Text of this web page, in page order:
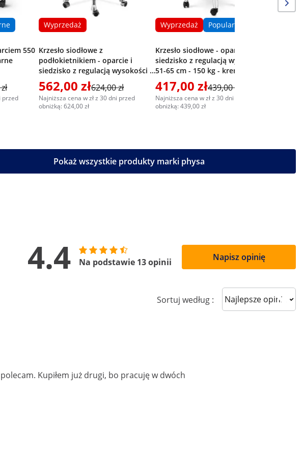
550
przed
Wyprzedaż
Krzesło siodłowe z
podłokietnikiem - oparcie i
siedzisko z regulacją wysokości -
51-61 cm - 150 kg - białe
562,00 zł624,00 zł
Najniższa cena w zł z 30 dni przed
obniżką: 624,00 zł
Wyprzedaż Popularne
Krzesło siodłowe - oparcie i
siedzisko z regulacją wysokości -
51-65 cm - 150 kg - kremowe,
srebrne
417,00 zł439,00 zł
Najniższa cena w zł z 30 dni przed
obniżką: 439,00 zł
Pokaż wszystkie produkty marki physa
4.4 Na podstawie 13 opinii Napisz opinię
Sortuj według : Sort reviews
Kupiłem już drugi, bo pracuję w dwóch